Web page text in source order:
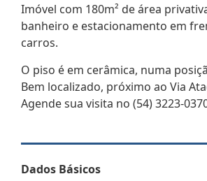
Imóvel com 180m² de área
banheiro e estacionamento em
carros.
O piso é em cerâmica, numa
Bem localizado, próximo ao Via
Agende sua visita no (54) 3223-
Dados Básicos